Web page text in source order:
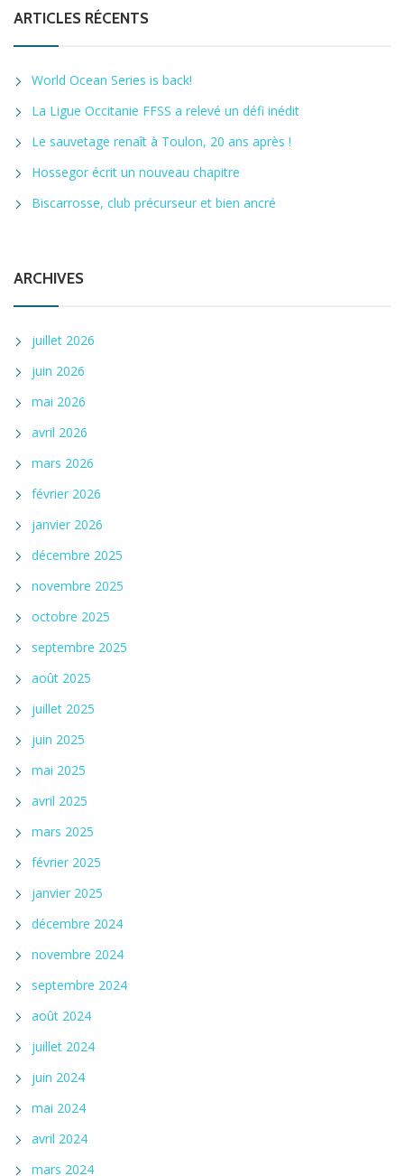
ARTICLES RÉCENTS
World Ocean Series is back!
La Ligue Occitanie FFSS a relevé un défi inédit
Le sauvetage renaît à Toulon, 20 ans après !
Hossegor écrit un nouveau chapitre
Biscarrosse, club précurseur et bien ancré
ARCHIVES
juillet 2026
juin 2026
mai 2026
avril 2026
mars 2026
février 2026
janvier 2026
décembre 2025
novembre 2025
octobre 2025
septembre 2025
août 2025
juillet 2025
juin 2025
mai 2025
avril 2025
mars 2025
février 2025
janvier 2025
décembre 2024
novembre 2024
septembre 2024
août 2024
juillet 2024
juin 2024
mai 2024
avril 2024
mars 2024